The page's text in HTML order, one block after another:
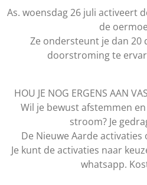
As. woensdag 26 juli activeert
de
Ze ondersteunt je dan 20
doorstroming te
HOU JE NOG ERGENS AAN
Wil je bewust afstemmen
stroom? Je
De Nieuwe Aarde
Je kunt de activaties naar
whatsapp.